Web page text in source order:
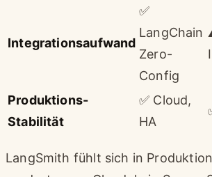
Integrationsaufwand
✅
LangChain
Zero-
Config
Produktions-
Stabilität
✅ Cloud,
HA
LangSmith fühlt sich in